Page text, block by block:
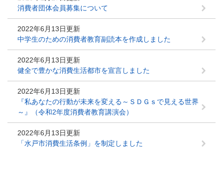
消費者団体会員募集について
2022年6月13日更新
中学生のための消費者教育副読本を作成しました
2022年6月13日更新
健全で豊かな消費生活都市を宣言しました
2022年6月13日更新
『私あなたの行動が未来を変える～ＳＤＧｓで見える世界
～』（令和2年度消費者教育講演会）
2022年6月13日更新
「水戸市消費生活条例」を制定しました